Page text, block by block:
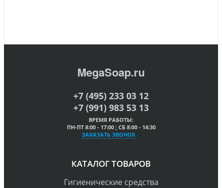
MegaSoap.ru
+7 (495) 233 03 12
+7 (991) 983 53 13
ВРЕМЯ РАБОТЫ:
ПН-ПТ 8:00 - 17:00 ; СБ 8:00 - 14:30
ЗАКАЗАТЬ ЗВОНОК
КАТАЛОГ ТОВАРОВ
Гигиенические средства